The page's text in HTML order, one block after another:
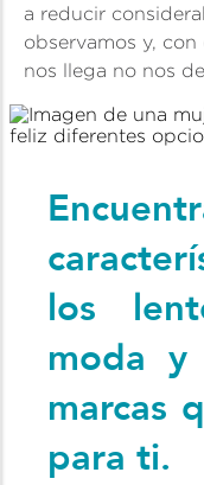
a reducir
observamos y,
nos llega no nos
los
moda y
marcas
para ti.